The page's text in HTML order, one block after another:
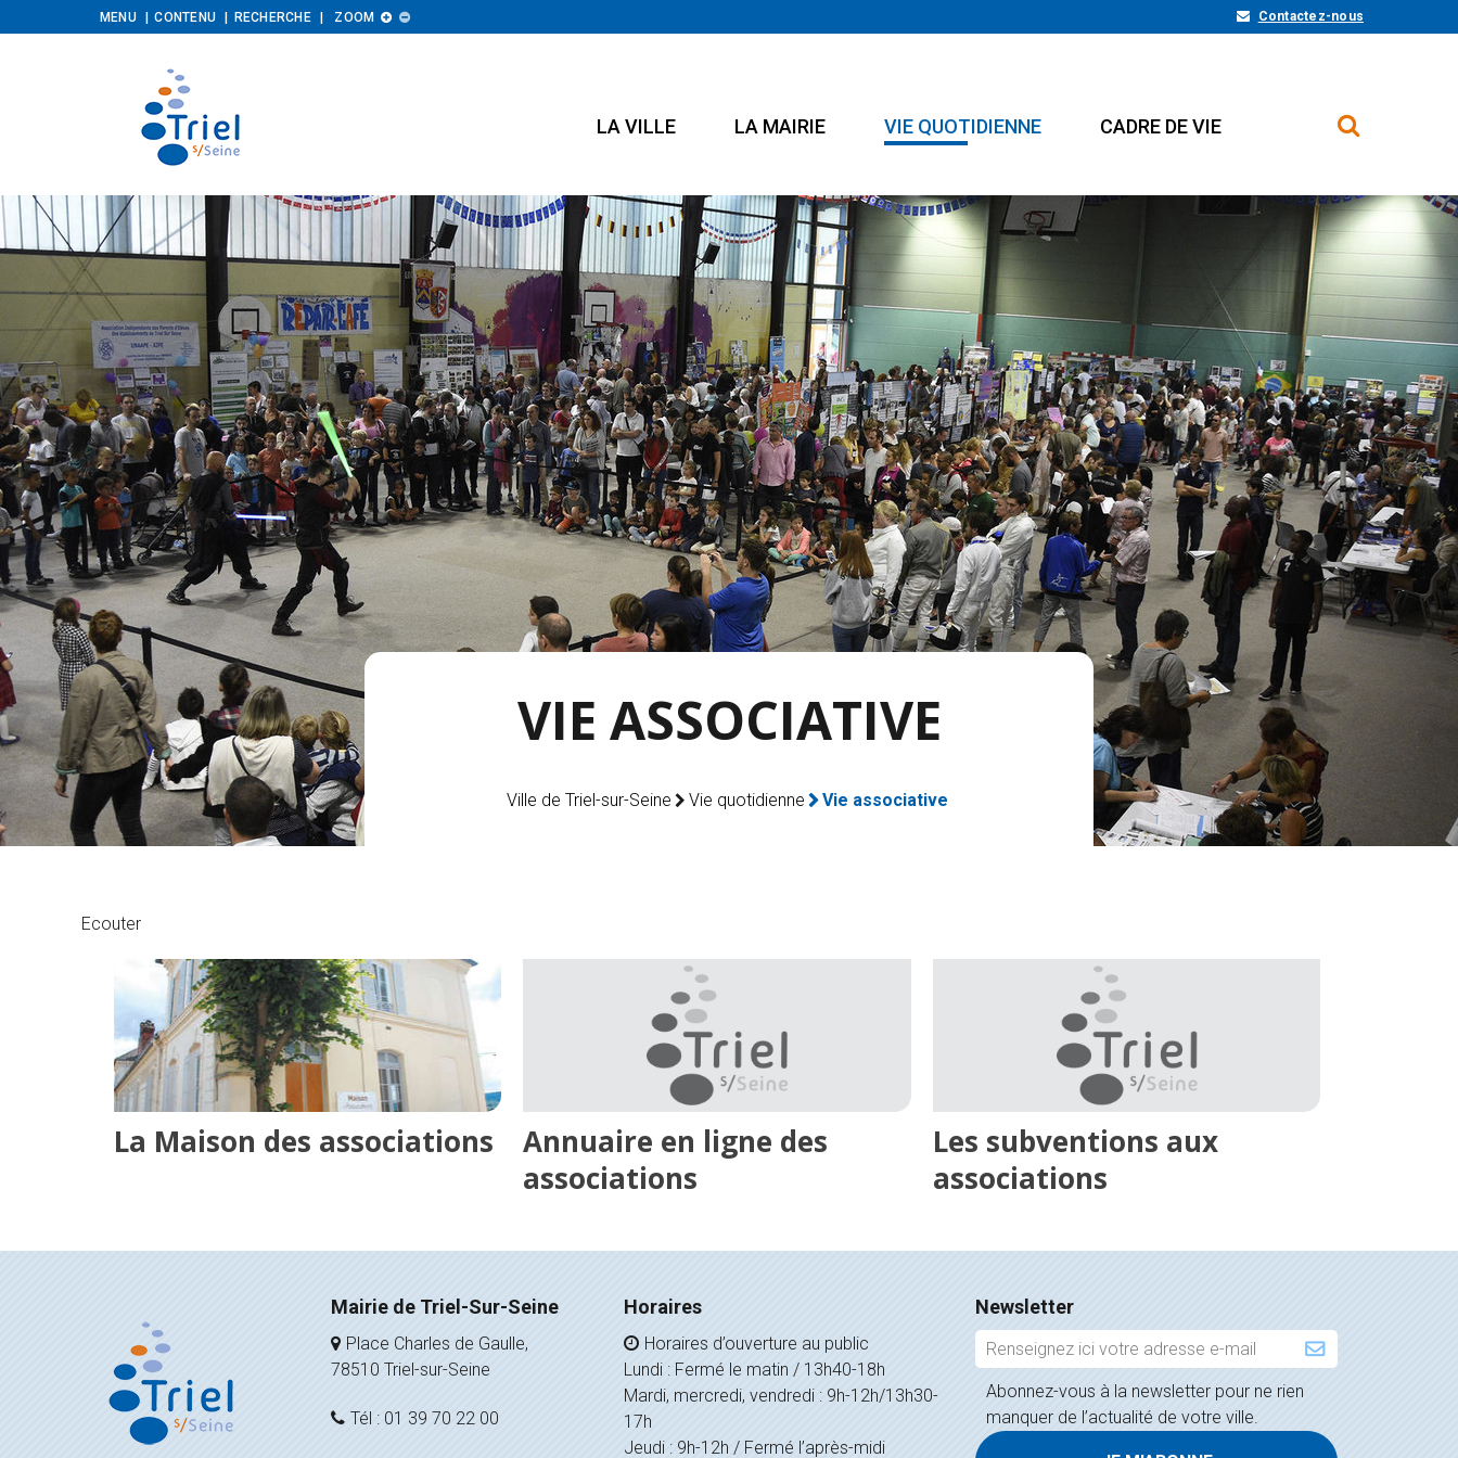
MENU CONTENU RECHERCHE ZOOM Augmenter

Diminuer
 Contactez-nous
LA VILLE LA MAIRIE VIE QUOTIDIENNE CADRE DE VIE
VIE ASSOCIATIVE
Ville de Triel-sur-Seine Vie quotidienne Vie associative
Ecouter
La Maison des associations
Annuaire en ligne des
associations
Les subventions aux
associations
Mairie de Triel-Sur-Seine
Place Charles de Gaulle,
78510 Triel-sur-Seine
Tél : 01 39 70 22 00
Horaires
Horaires d’ouverture au public
Lundi : Fermé le matin / 13h40-18h
Mardi, mercredi, vendredi : 9h-12h/13h30-
17h
Jeudi : 9h-12h / Fermé l’après-midi
Newsletter
Inscription
à
la
newsletter
Abonnez-vous à la newsletter pour ne rien
manquer de l’actualité de votre ville.